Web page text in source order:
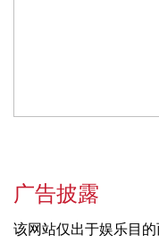
广告披露
该网站仅出于娱乐目